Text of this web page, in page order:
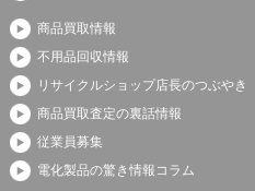
商品買取情報
不用品回収情報
リサイクルショップ店長のつぶやき
商品買取査定の裏話情報
従業員募集
電化製品の驚き情報コラム